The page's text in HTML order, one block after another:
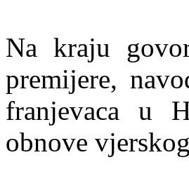
Na kraju
premijere,
franjevaca u
obnove